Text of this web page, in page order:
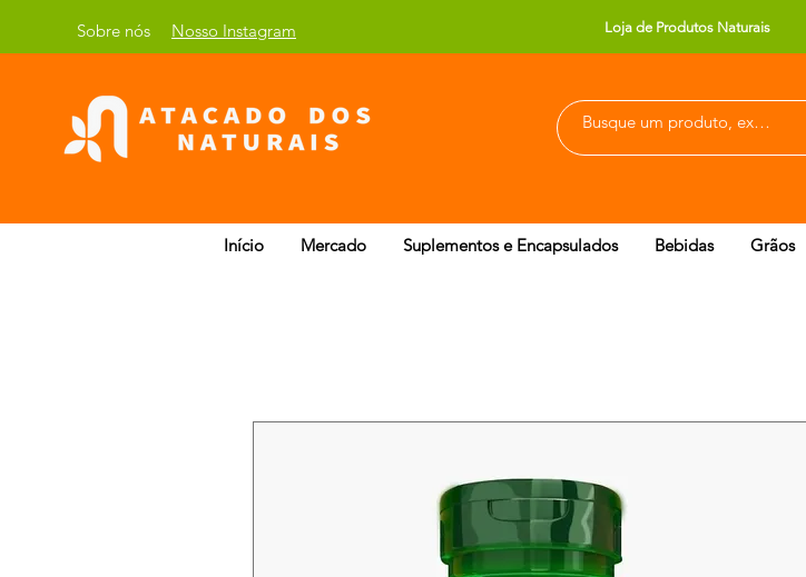
Sobre nós Nosso Instagram Loja de Produtos Naturais
Início Mercado Suplementos e Encapsulados Bebidas Grãos